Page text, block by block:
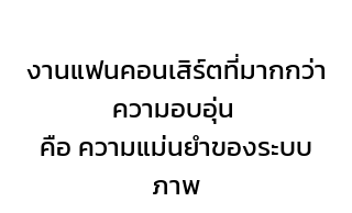
งานแฟนคอนเสิร์ตที่มากกว่า
ความอบอุ่น
คือ ความแม่นยำของระบบ
ภาพ